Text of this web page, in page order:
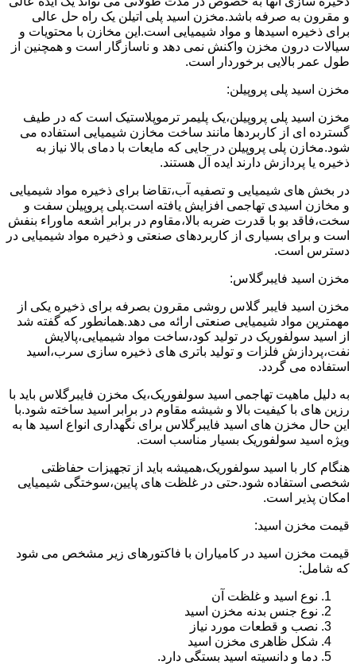
و مقرون به صرفه باشد.مخزن اسید پلی اتیلن یک راه حل عالی
برای ذخیره اسیدها و مواد شیمیایی است.این مخازن با محتویات و
سیالات درون مخزن واکنش نمی دهد و ناسازگار است و همچنین از
طول عمر بالایی برخوردار است.
مخزن اسید پلی پروپیلن:
مخزن اسید پلی پروپیلن،یک پلیمر ترموپلاستیک است که در طیف
گسترده ای از کاربردها مانند ساخت مخازن شیمیایی استفاده می
شود.مخازن پلی پروپیلن در جایی که مایعات با دمای بالا نیاز به
ذخیره یا پردازش دارند ایده آل هستند.
در بخش های شیمیایی و تصفیه آب،تقاضا برای ذخیره مواد شیمیایی
و مخازن اسیدی تهاجمی افزایش یافته است.پلی پروپیلن سفت و
سخت،فاقد بو با قدرت ضربه بالا،مقاوم در برابر اشعه ماوراء بنفش
است و برای بسیاری از کاربردهای صنعتی و ذخیره مواد شیمیایی در
دسترس است.
مخزن اسید فایبرگلاس:
مخزن اسید فایبر گلاس روشی مقرون بصرفه برای ذخیره یکی از
مهمترین مواد شیمیایی صنعتی ارائه می دهد.همانطور که گفته شد
از اسید سولفوریک در تولید کود،ساخت مواد شیمیایی،پالایش
نفت،پردازش فلزات و تولید باتری های ذخیره سازی سرب،اسید
استفاده می گردد.
به دلیل ماهیت تهاجمی اسید سولفوریک،یک مخزن فایبرگلاس باید با
رزین های با کیفیت بالا و شیشه مقاوم در برابر اسید ساخته شود.با
این حال مخزن های اسید فایبرگلاس برای نگهداری انواع اسید ها به
ویژه اسید سولفوریک بسیار مناسب است.
هنگام کار با اسید سولفوریک،همیشه باید از تجهیزات حفاظتی
شخصی استفاده شود.حتی در غلظت های پایین،سوختگی شیمیایی
امکان پذیر است.
قیمت مخزن اسید:
قیمت مخزن اسید در کامیاران با فاکتورهای زیر مشخص می شود
که شامل:
نوع اسید و غلظت آن
نوع جنس بدنه مخزن اسید
نصب و قطعات مورد نیاز
شکل ظاهری مخزن اسید
دما و دانسیته اسید بستگی دارد.